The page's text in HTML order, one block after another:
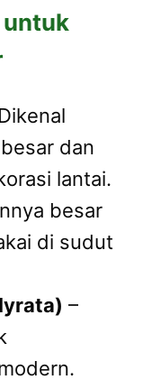
untuk
dan
lantai.
besar
di sudut
–